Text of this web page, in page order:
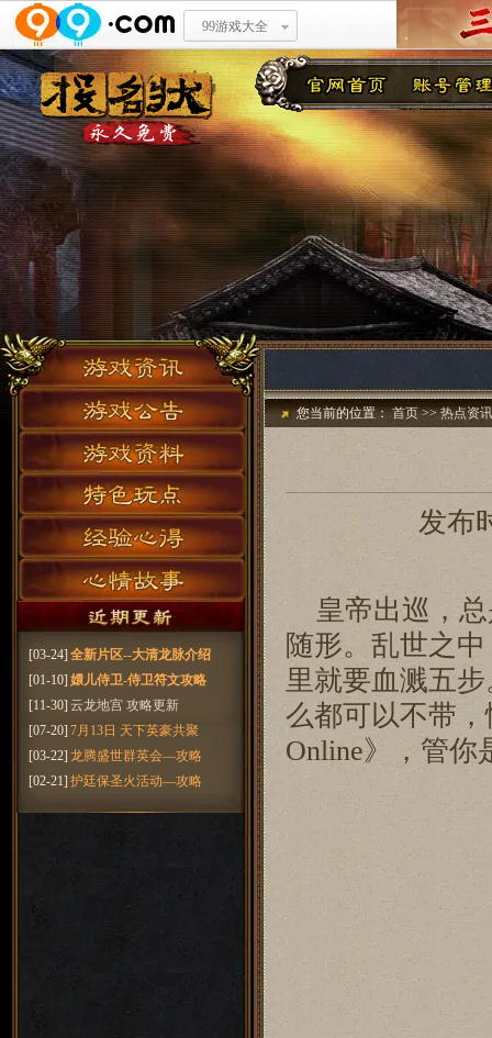
99游戏大全
[03-24] 全新片区--大清龙脉介绍
[01-10] 嬛儿侍卫-侍卫符文攻略
[11-30] 云龙地宫 攻略更新
[07-20] 7月13日 天下英豪共聚
[03-22] 龙腾盛世群英会—攻略
[02-21] 护廷保圣火活动—攻略
您当前的位置：首页>>热点资讯
发布
皇帝出巡，总
随形。乱世之
里就要血溅五
么都可以不带
Online》，管你